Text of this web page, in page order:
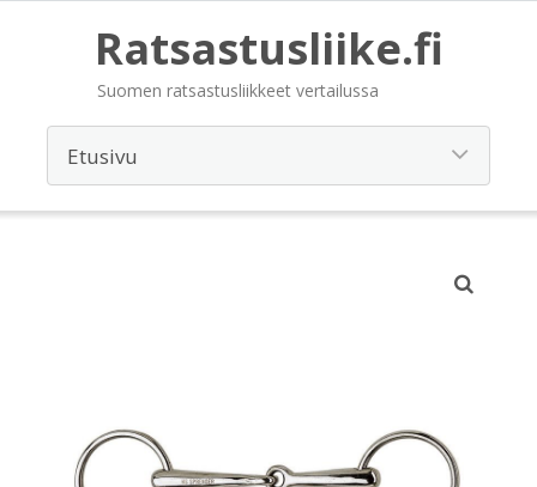
Ratsastusliike.fi
Suomen ratsastusliikkeet vertailussa